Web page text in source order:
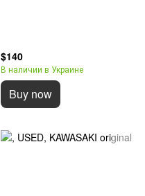
$140
В наличии в Украине
Buy now